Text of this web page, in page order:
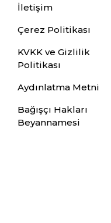
İletişim
Çerez Politikası
KVKK ve Gizlilik
Politikası
Aydınlatma Metni
Bağışçı Hakları
Beyannamesi